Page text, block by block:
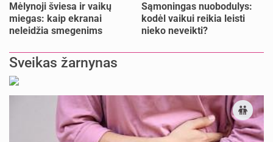
Mėlynoji šviesa ir vaikų
miegas: kaip ekranai
neleidžia smegenims
Sąmoningas nuobodulys:
kodėl vaikui reikia leisti
nieko neveikti?
Sveikas žarnynas